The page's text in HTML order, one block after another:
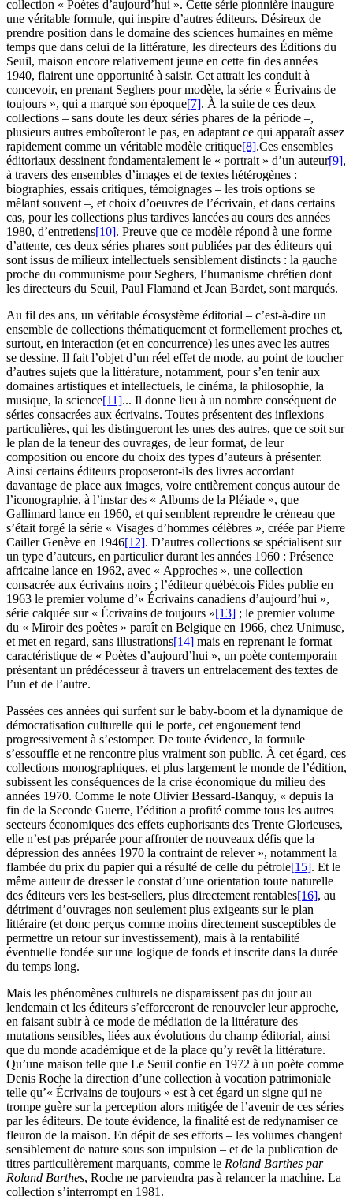
collection « Poètes d’aujourd’hui ». Cette série pionnière inaugure
une véritable formule, qui inspire d’autres éditeurs. Désireux de
prendre position dans le domaine des sciences humaines en même
temps que dans celui de la littérature, les directeurs des Éditions du
Seuil, maison encore relativement jeune en cette fin des années
1940, flairent une opportunité à saisir. Cet attrait les conduit à
concevoir, en prenant Seghers pour modèle, la série « Écrivains de
toujours », qui a marqué son époque[7]. À la suite de ces deux
collections – sans doute les deux séries phares de la période –,
plusieurs autres emboîteront le pas, en adaptant ce qui apparaît assez
rapidement comme un véritable modèle critique[8].Ces ensembles
éditoriaux dessinent fondamentalement le « portrait » d’un auteur[9],
à travers des ensembles d’images et de textes hétérogènes :
biographies, essais critiques, témoignages – les trois options se
mêlant souvent –, et choix d’oeuvres de l’écrivain, et dans certains
cas, pour les collections plus tardives lancées au cours des années
1980, d’entretiens[10]. Preuve que ce modèle répond à une forme
d’attente, ces deux séries phares sont publiées par des éditeurs qui
sont issus de milieux intellectuels sensiblement distincts : la gauche
proche du communisme pour Seghers, l’humanisme chrétien dont
les directeurs du Seuil, Paul Flamand et Jean Bardet, sont marqués.
Au fil des ans, un véritable écosystème éditorial – c’est-à-dire un
ensemble de collections thématiquement et formellement proches et,
surtout, en interaction (et en concurrence) les unes avec les autres –
se dessine. Il fait l’objet d’un réel effet de mode, au point de toucher
d’autres sujets que la littérature, notamment, pour s’en tenir aux
domaines artistiques et intellectuels, le cinéma, la philosophie, la
musique, la science[11]... Il donne lieu à un nombre conséquent de
séries consacrées aux écrivains. Toutes présentent des inflexions
particulières, qui les distingueront les unes des autres, que ce soit sur
le plan de la teneur des ouvrages, de leur format, de leur
composition ou encore du choix des types d’auteurs à présenter.
Ainsi certains éditeurs proposeront-ils des livres accordant
davantage de place aux images, voire entièrement conçus autour de
l’iconographie, à l’instar des « Albums de la Pléiade », que
Gallimard lance en 1960, et qui semblent reprendre le créneau que
s’était forgé la série « Visages d’hommes célèbres », créée par Pierre
Cailler Genève en 1946[12]. D’autres collections se spécialisent sur
un type d’auteurs, en particulier durant les années 1960 : Présence
africaine lance en 1962, avec « Approches », une collection
consacrée aux écrivains noirs ; l’éditeur québécois Fides publie en
1963 le premier volume d’« Écrivains canadiens d’aujourd’hui »,
série calquée sur « Écrivains de toujours »[13] ; le premier volume
du « Miroir des poètes » paraît en Belgique en 1966, chez Unimuse,
et met en regard, sans illustrations[14] mais en reprenant le format
caractéristique de « Poètes d’aujourd’hui », un poète contemporain
présentant un prédécesseur à travers un entrelacement des textes de
l’un et de l’autre.
Passées ces années qui surfent sur le baby-boom et la dynamique de
démocratisation culturelle qui le porte, cet engouement tend
progressivement à s’estomper. De toute évidence, la formule
s’essouffle et ne rencontre plus vraiment son public. À cet égard, ces
collections monographiques, et plus largement le monde de l’édition,
subissent les conséquences de la crise économique du milieu des
années 1970. Comme le note Olivier Bessard-Banquy, « depuis la
fin de la Seconde Guerre, l’édition a profité comme tous les autres
secteurs économiques des effets euphorisants des Trente Glorieuses,
elle n’est pas préparée pour affronter de nouveaux défis que la
dépression des années 1970 la contraint de relever », notamment la
flambée du prix du papier qui a résulté de celle du pétrole[15]. Et le
même auteur de dresser le constat d’une orientation toute naturelle
des éditeurs vers les best-sellers, plus directement rentables[16], au
détriment d’ouvrages non seulement plus exigeants sur le plan
littéraire (et donc perçus comme moins directement susceptibles de
permettre un retour sur investissement), mais à la rentabilité
éventuelle fondée sur une logique de fonds et inscrite dans la durée
du temps long.
Mais les phénomènes culturels ne disparaissent pas du jour au
lendemain et les éditeurs s’efforceront de renouveler leur approche,
en faisant subir à ce mode de médiation de la littérature des
mutations sensibles, liées aux évolutions du champ éditorial, ainsi
que du monde académique et de la place qu’y revêt la littérature.
Qu’une maison telle que Le Seuil confie en 1972 à un poète comme
Denis Roche la direction d’une collection à vocation patrimoniale
telle qu’« Écrivains de toujours » est à cet égard un signe qui ne
trompe guère sur la perception alors mitigée de l’avenir de ces séries
par les éditeurs. De toute évidence, la finalité est de redynamiser ce
fleuron de la maison. En dépit de ses efforts – les volumes changent
sensiblement de nature sous son impulsion – et de la publication de
titres particulièrement marquants, comme le Roland Barthes par
Roland Barthes, Roche ne parviendra pas à relancer la machine. La
collection s’interrompt en 1981.